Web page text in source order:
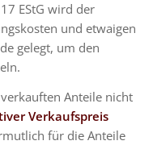
EStG wird der
und etwaigen
gelegt, um den
Anteile nicht
Verkaufspreis
für die Anteile